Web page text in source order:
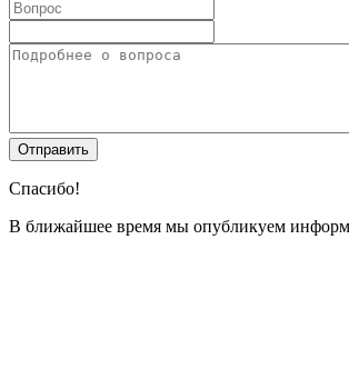
Спасибо!
В ближайшее время мы опубликуем